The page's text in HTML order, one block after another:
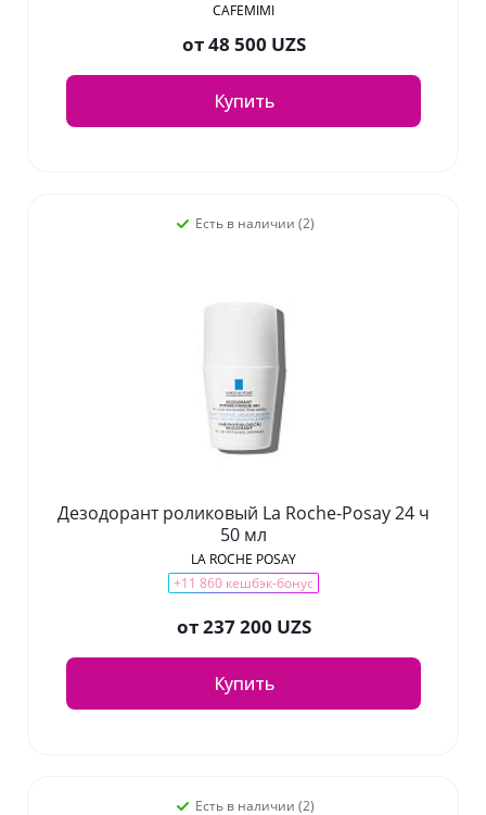
CAFEMIMI
от48 500 UZS
Купить
Есть в наличии (2)
Дезодорант роликовый La Roche-Posay 24 ч
50 мл
LA ROCHE POSAY
+11 860 кешбэк-бонус
от237 200 UZS
Купить
Есть в наличии (2)